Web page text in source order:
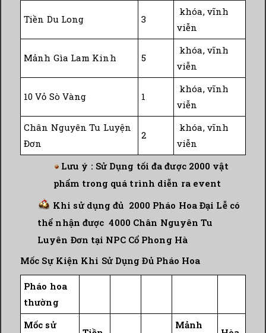
Tiền Du Long 3
khóa, vĩnh
viễn
Mảnh Gìa Lam Kinh 5
khóa, vĩnh
viễn
10 Vỏ Sò Vàng 1
khóa, vĩnh
viễn
Chân Nguyên Tu Luyện
Đơn
2
khóa, vĩnh
viễn
Lưu ý : Sử Dụng tối đa được 2000 vật
phẩm trong quá trình diễn ra event
Khi sử dụng đủ 2000 Pháo Hoa Đại Lễ có
thể nhận được 4000 Chân Nguyên Tu
Luyên Đơn tại NPC Cổ Phong Hà
Mốc Sự Kiện Khi Sử Dụng Đủ Pháo Hoa
Pháo hoa
thường
Mốc sử
Mảnh